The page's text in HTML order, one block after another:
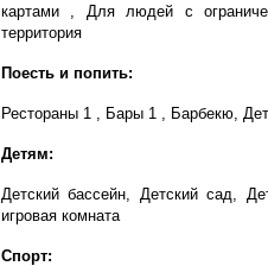
картами , Для людей с
территория
Поесть и попить:
Рестораны 1 , Бары 1 , Барбекю,
Детям:
Детский бассейн, Детский сад,
игровая комната
Спорт: